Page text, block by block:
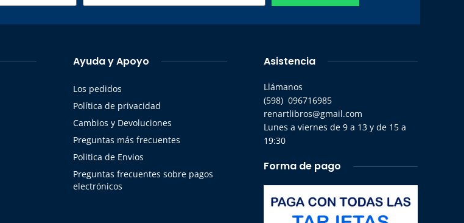
Ayuda y Apoyo
Los pedidos
Política de privacidad
Cambios y Devoluciones
Preguntas más frecuentes
Politica de Envios
Preguntas frecuentes sobre pagos
electrónicos
Asistencia
Llámanos
(598) 096716985
renartlibros@gmail.com
Lunes a viernes de 9 a 13 y de 15 a
19:30
Forma de pago